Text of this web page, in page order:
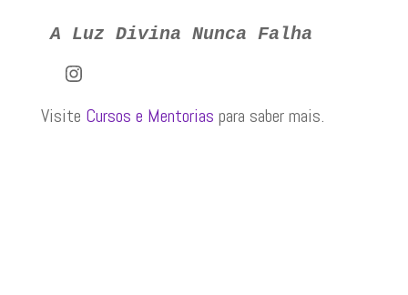
A Luz Divina Nunca Falha
Instagram
Visite Cursos e Mentorias para saber mais.